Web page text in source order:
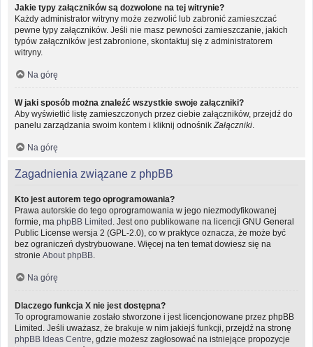
Jakie typy załączników są dozwolone na tej witrynie?
Każdy administrator witryny może zezwolić lub zabronić zamieszczać
pewne typy załączników. Jeśli nie masz pewności zamieszczanie, jakich
typów załączników jest zabronione, skontaktuj się z administratorem
witryny.
Na górę
W jaki sposób można znaleźć wszystkie swoje załączniki?
Aby wyświetlić listę zamieszczonych przez ciebie załączników, przejdź do
panelu zarządzania swoim kontem i kliknij odnośnik Załączniki
Na górę
Zagadnienia związane z phpBB
Kto jest autorem tego oprogramowania?
Prawa autorskie do tego oprogramowania w jego niezmodyfikowanej
formie, ma phpBB Limited . Jest ono publikowane na licencji GNU General
Public License wersja 2 (GPL-2.0), co w praktyce oznacza, że może być
bez ograniczeń dystrybuowane. Więcej na ten temat dowiesz się na
stronie About phpBB
Na górę
Dlaczego funkcja X nie jest dostępna?
To oprogramowanie zostało stworzone i jest licencjonowane przez phpBB
Limited. Jeśli uważasz, że brakuje w nim jakiejś funkcji, przejdź na stronę
phpBB Ideas Centre , gdzie możesz zagłosować na istniejące propozycje